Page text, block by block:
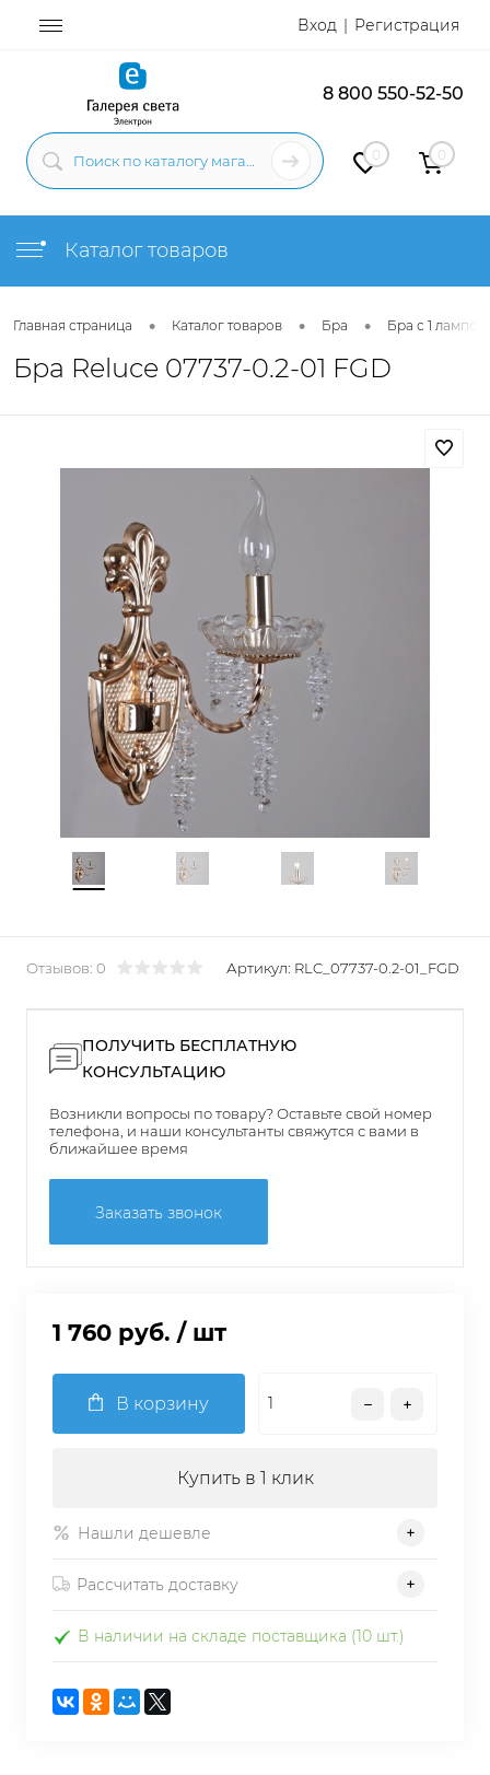
Вход Регистрация
8 800 550-52-50
0 0
Каталог товаров
Главная страница • Каталог товаров • Бра • Бра с 1 лампой
Бра Reluce 07737-0.2-01 FGD
Отзывов: 0 Артикул: RLC_07737-0.2-01_FGD
ПОЛУЧИТЬ БЕСПЛАТНУЮ
КОНСУЛЬТАЦИЮ
Возникли вопросы по товару? Оставьте свой номер
телефона, и наши консультанты свяжутся с вами в
ближайшее время
Заказать звонок
1 760 руб. / шт
В корзину
Купить в 1 клик
Нашли дешевле
Рассчитать доставку
В наличии на складе поставщика (10 шт.)